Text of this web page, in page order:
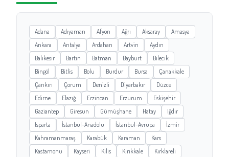
Adana Adıyaman Afyon Ağrı Aksaray
Amasya
Ankara
Antalya Ardahan Artvin
Aydın
Balıkesir
Bartın Batman Bayburt
Bilecik
Bingöl
Bitlis Bolu Burdur Bursa
Çanakkale
Çankırı
Çorum Denizli Diyarbakır
Düzce
Edirne
Elazığ Erzincan Erzurum
Eskişehir
Gaziantep
Giresun Gümüşhane Hatay
Iğdır
Isparta
İstanbul-Anadolu İstanbul-Avrupa
İzmir
Kahramanmaraş
Karabük Karaman
Kars
Kastamonu
Kayseri Kilis Kırıkkale
Kırklareli